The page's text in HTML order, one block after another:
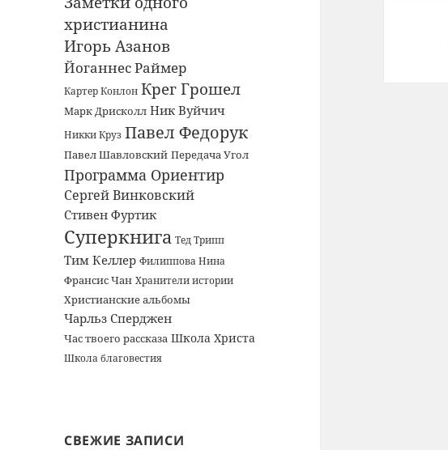
христианина
Игорь Азанов
Йоганнес Раймер
Картер Конлон Крег Грошел
Марк Дрисколл Ник Вуйчич
Никки Круз Павел Федорук
Павел Шавловский Передача Угол
Программа Ориентир
Сергей Винковский
Стивен Фуртик
Суперкнига Тед Трипп
Тим Келлер Филиппова Нина
Франсис Чан Хранители истории
Христианские альбомы
Чарльз Сперджен
Час твоего рассказа Школа Христа
Школа благовестия
СВЕЖИЕ ЗАПИСИ